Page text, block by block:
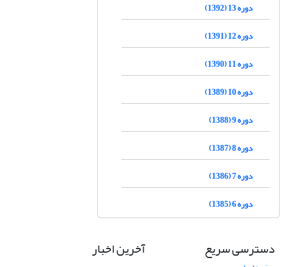
دوره 13 (1392)
دوره 12 (1391)
دوره 11 (1390)
دوره 10 (1389)
دوره 9 (1388)
دوره 8 (1387)
دوره 7 (1386)
دوره 6 (1385)
دسترسی سریع آخرین اخبار